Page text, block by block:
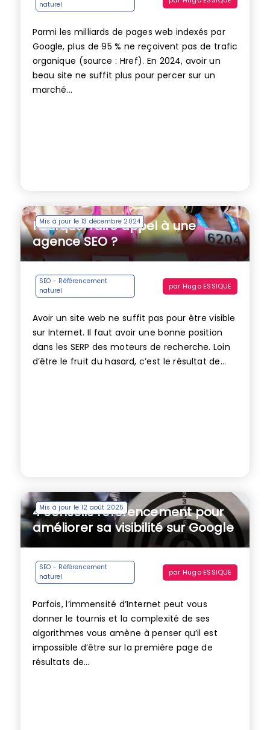
naturel
Parmi les milliards de pages web indexés par
Google, plus de 95 % ne reçoivent pas de trafic
organique (source : Href). En 2024, avoir un
beau site ne suffit plus pour percer sur un
marché...
Mis à jour le 13 décembre 2024
Pourquoi faire appel à une
agence SEO ?
SEO - Référencement
naturel
par Hugo ESSIQUE
Avoir un site web ne suffit pas pour être visible
sur Internet. Il faut avoir une bonne position
dans les SERP des moteurs de recherche. Loin
d’être le fruit du hasard, c’est le résultat de...
Mis à jour le 12 août 2025
4 conseils référencement pour
améliorer sa visibilité sur Google
SEO - Référencement
naturel
par Hugo ESSIQUE
Parfois, l’immensité d’Internet peut vous
donner le tournis et la complexité de ses
algorithmes vous amène à penser qu’il est
impossible d’être sur la première page de
résultats de...